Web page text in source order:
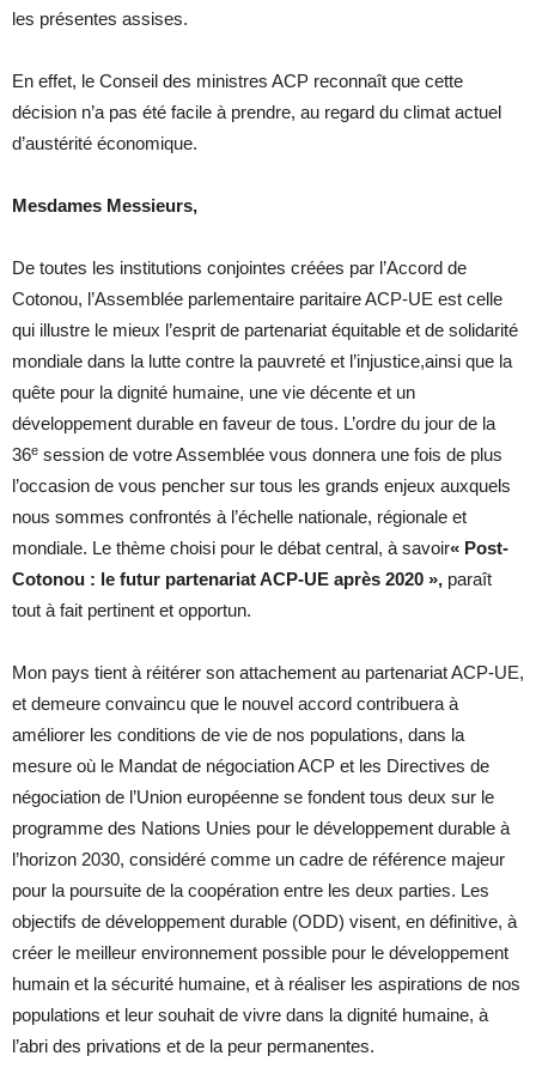
les présentes assises.
En effet, le Conseil des ministres ACP reconnaît que cette
décision n’a pas été facile à prendre, au regard du climat actuel
d’austérité économique.
Mesdames Messieurs,
De toutes les institutions conjointes créées par l’Accord de
Cotonou, l’Assemblée parlementaire paritaire ACP-UE est celle
qui illustre le mieux l’esprit de partenariat équitable et de solidarité
mondiale dans la lutte contre la pauvreté et l’injustice,ainsi que la
quête pour la dignité humaine, une vie décente et un
développement durable en faveur de tous. L’ordre du jour de la
36e session de votre Assemblée vous donnera une fois de plus
l’occasion de vous pencher sur tous les grands enjeux auxquels
nous sommes confrontés à l’échelle nationale, régionale et
mondiale. Le thème choisi pour le débat central, à savoir« Post-
Cotonou : le futur partenariat ACP-UE après 2020 », paraît
tout à fait pertinent et opportun.
Mon pays tient à réitérer son attachement au partenariat ACP-UE,
et demeure convaincu que le nouvel accord contribuera à
améliorer les conditions de vie de nos populations, dans la
mesure où le Mandat de négociation ACP et les Directives de
négociation de l’Union européenne se fondent tous deux sur le
programme des Nations Unies pour le développement durable à
l’horizon 2030, considéré comme un cadre de référence majeur
pour la poursuite de la coopération entre les deux parties. Les
objectifs de développement durable (ODD) visent, en définitive, à
créer le meilleur environnement possible pour le développement
humain et la sécurité humaine, et à réaliser les aspirations de nos
populations et leur souhait de vivre dans la dignité humaine, à
l’abri des privations et de la peur permanentes.